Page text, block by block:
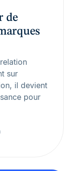
de
sur
il devient
pour